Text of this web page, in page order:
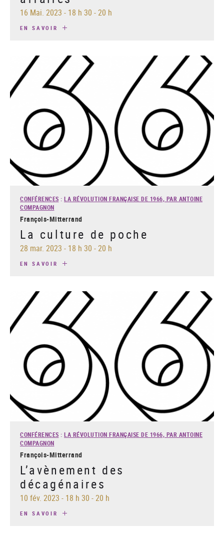
16 Mai. 2023 - 18 h 30 - 20 h
EN SAVOIR
CONFÉRENCES : LA RÉVOLUTION FRANÇAISE DE 1966, PAR ANTOINE
COMPAGNON
François-Mitterrand
La culture de poche
28 mar. 2023 - 18 h 30 - 20 h
EN SAVOIR
CONFÉRENCES : LA RÉVOLUTION FRANÇAISE DE 1966, PAR ANTOINE
COMPAGNON
François-Mitterrand
L’avènement des
décagénaires
10 fév. 2023 - 18 h 30 - 20 h
EN SAVOIR